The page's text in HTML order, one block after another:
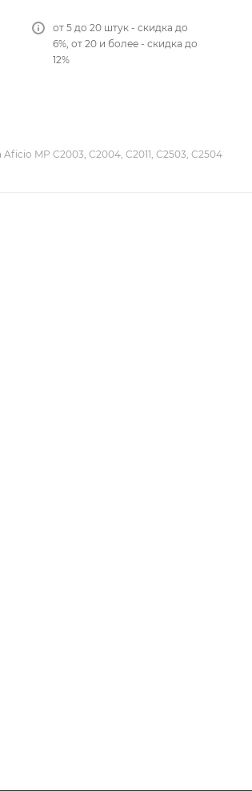
от 5 до 20 штук - скидка до
6%, от 20 и более - скидка до
12%
MP C2003, C2004, C2011, C2503, C2504